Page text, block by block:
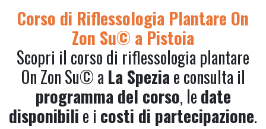
Corso di Riflessologia Plantare On
Zon Su© a Pistoia
Scopri il corso di riflessologia plantare
On Zon Su© a La Speziae consulta il
programma del corso, ledate
disponibilie i costi di partecipazione.